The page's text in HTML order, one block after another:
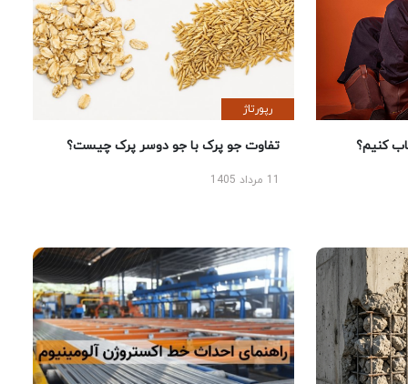
کنیم؟
رپورتاژ
تفاوت جو پرک با جو دوسر پرک چیست؟